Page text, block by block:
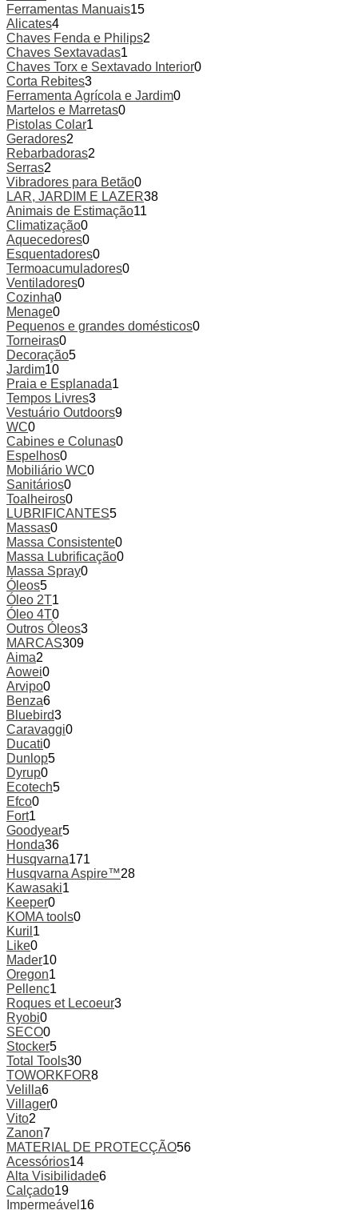
Ferramentas Manuais15
Alicates4
Chaves Fenda e Philips2
Chaves Sextavadas1
Chaves Torx e Sextavado Interior0
Corta Rebites3
Ferramenta Agrícola e Jardim0
Martelos e Marretas0
Pistolas Colar1
Geradores2
Rebarbadoras2
Serras2
Vibradores para Betão0
LAR, JARDIM E LAZER38
Animais de Estimação11
Climatização0
Aquecedores0
Esquentadores0
Termoacumuladores0
Ventiladores0
Cozinha0
Menage0
Pequenos e grandes domésticos0
Torneiras0
Decoração5
Jardim10
Praia e Esplanada1
Tempos Livres3
Vestuário Outdoors9
WC0
Cabines e Colunas0
Espelhos0
Mobiliário WC0
Sanitários0
Toalheiros0
LUBRIFICANTES5
Massas0
Massa Consistente0
Massa Lubrificação0
Massa Spray0
Óleos5
Óleo 2T1
Óleo 4T0
Outros Óleos3
MARCAS309
Aima2
Aowei0
Arvipo0
Benza6
Bluebird3
Caravaggi0
Ducati0
Dunlop5
Dyrup0
Ecotech5
Efco0
Fort1
Goodyear5
Honda36
Husqvarna171
Husqvarna Aspire™28
Kawasaki1
Keeper0
KOMA tools0
Kuril 1
Like0
Mader10
Oregon1
Pellenc1
Roques et Lecoeur3
Ryobi0
SECO0
Stocker5
Total Tools30
TOWORKFOR8
Velilla6
Villager0
Vito2
Zanon7
MATERIAL DE PROTECÇÃO56
Acessórios14
Alta Visibilidade6
Calçado19
Impermeável 16